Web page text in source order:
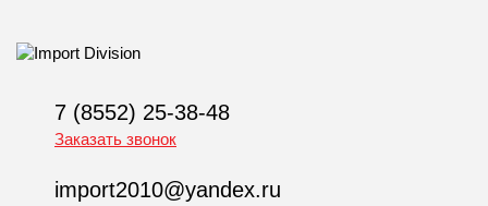
7 (8552) 25-38-48
Заказать звонок
import2010@yandex.ru